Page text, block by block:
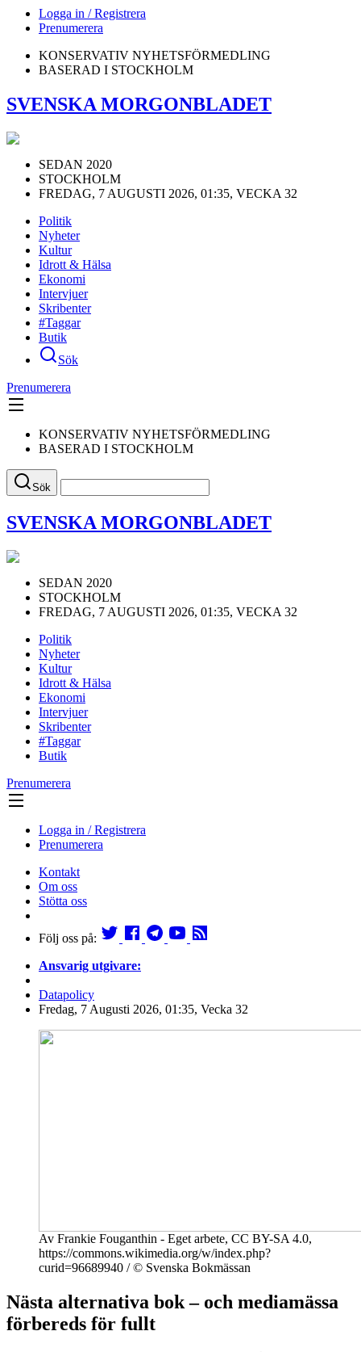
Logga in / Registrera
Prenumerera
KONSERVATIV NYHETSFÖRMEDLING
BASERAD I STOCKHOLM
SVENSKA MORGONBLADET
SEDAN 2020
STOCKHOLM
FREDAG, 7 AUGUSTI 2026, 01:35, VECKA 32
Politik
Nyheter
Kultur
Idrott & Hälsa
Ekonomi
Intervjuer
Skribenter
#Taggar
Butik
Sök
Prenumerera
KONSERVATIV NYHETSFÖRMEDLING
BASERAD I STOCKHOLM
Sök
SVENSKA MORGONBLADET
SEDAN 2020
STOCKHOLM
FREDAG, 7 AUGUSTI 2026, 01:35, VECKA 32
Politik
Nyheter
Kultur
Idrott & Hälsa
Ekonomi
Intervjuer
Skribenter
#Taggar
Butik
Prenumerera
Logga in / Registrera
Prenumerera
Kontakt
Om oss
Stötta oss
Följ oss på:
Ansvarig utgivare:
Datapolicy
Fredag, 7 Augusti 2026, 01:35, Vecka 32
Av Frankie Fouganthin - Eget arbete, CC BY-SA 4.0,
https://commons.wikimedia.org/w/index.php?
curid=96689940 / © Svenska Bokmässan
Nästa alternativa bok – och mediamässa
förbereds för fullt